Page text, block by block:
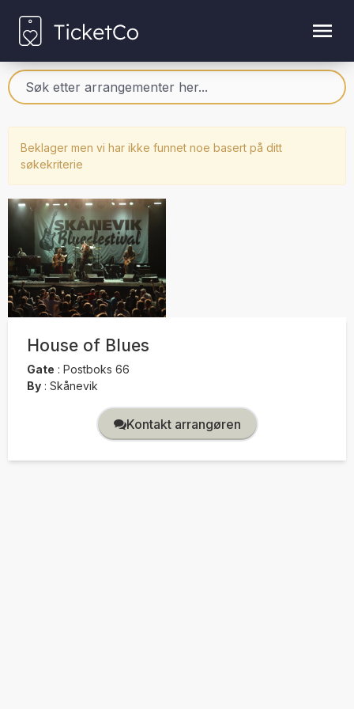
Beklager men vi har ikke funnet noe basert på ditt
søkekriterie
House of Blues
Gate : Postboks 66
By : Skånevik
Kontakt arrangøren